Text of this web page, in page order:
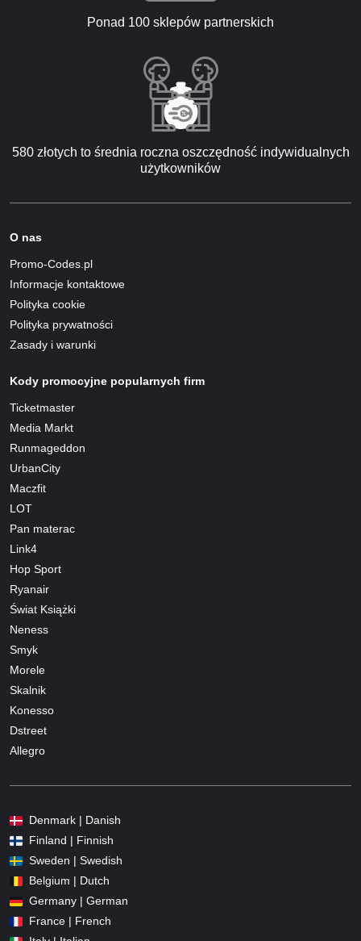
Ponad 100 sklepów partnerskich
580 złotych to średnia roczna oszczędność indywidualnych
użytkowników
O nas
Promo-Codes.pl
Informacje kontaktowe
Polityka cookie
Polityka prywatności
Zasady i warunki
Kody promocyjne popularnych firm
Ticketmaster
Media Markt
Runmageddon
UrbanCity
Maczfit
LOT
Pan materac
Link4
Hop Sport
Ryanair
Świat Książki
Neness
Smyk
Morele
Skalnik
Konesso
Dstreet
Allegro
Denmark | Danish
Finland | Finnish
Sweden | Swedish
Belgium | Dutch
Germany | German
France | French